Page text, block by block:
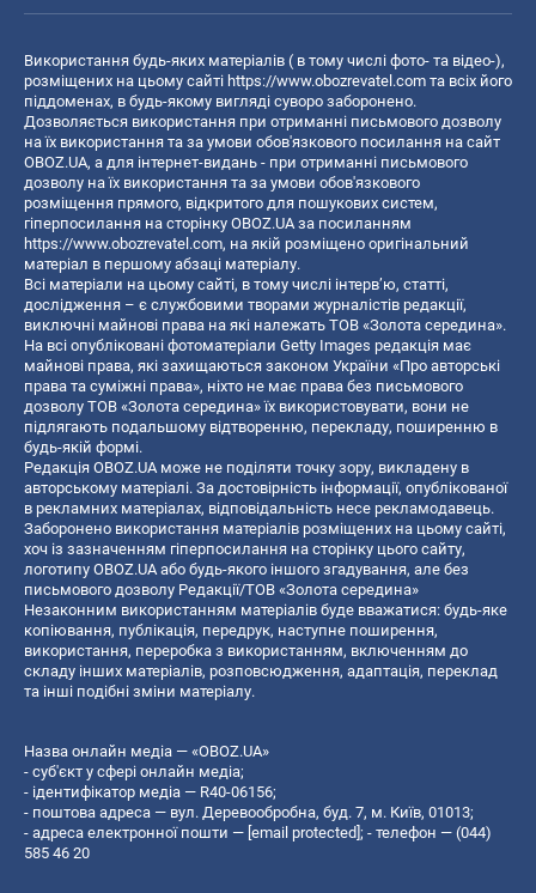
Використання будь-яких матеріалів ( в тому числі фото- та відео-),
розміщених на цьому сайті https://www.obozrevatel.com та всіх його
піддоменах, в будь-якому вигляді суворо заборонено.
Дозволяється використання при отриманні письмового дозволу
на їх використання та за умови обов'язкового посилання на сайт
OBOZ.UA, а для інтернет-видань - при отриманні письмового
дозволу на їх використання та за умови обов'язкового
розміщення прямого, відкритого для пошукових систем,
гіперпосилання на сторінку OBOZ.UA за посиланням
https://www.obozrevatel.com, на якій розміщено оригінальний
матеріал в першому абзаці матеріалу.
Всі матеріали на цьому сайті, в тому числі інтерв’ю, статті,
дослідження – є службовими творами журналістів редакції,
виключні майнові права на які належать ТОВ «Золота середина».
На всі опубліковані фотоматеріали Getty Images редакція має
майнові права, які захищаються законом України «Про авторські
права та суміжні права», ніхто не має права без письмового
дозволу ТОВ «Золота середина» їх використовувати, вони не
підлягають подальшому відтворенню, перекладу, поширенню в
будь-якій формі.
Редакція OBOZ.UA може не поділяти точку зору, викладену в
авторському матеріалі. За достовірність інформації, опублікованої
в рекламних матеріалах, відповідальність несе рекламодавець.
Заборонено використання матеріалів розміщених на цьому сайті,
хоч із зазначенням гіперпосилання на сторінку цього сайту,
логотипу OBOZ.UA або будь-якого іншого згадування, але без
письмового дозволу Редакції/ТОВ «Золота середина»
Незаконним використанням матеріалів буде вважатися: будь-яке
копiювання, публiкацiя, передрук, наступне поширення,
використання, переробка з використанням, включенням до
складу інших матеріалів, розповсюдження, адаптація, переклад
та інші подібні зміни матеріалу.
Назва онлайн медіа — «OBOZ.UA»
- суб'єкт у сфері онлайн медіа;
- ідентифікатор медіа — R40-06156;
- поштова адреса — вул. Деревообробна, буд. 7, м. Київ, 01013;
- адреса електронної пошти — [email protected]; - телефон — (044)
585 46 20